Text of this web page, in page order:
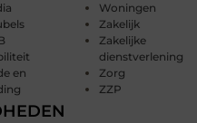
en
Woningen
Zakelijk
Zakelijke
dienstverlening
Zorg
ZZP